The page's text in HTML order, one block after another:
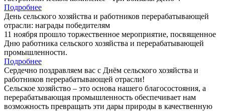
Подробнее
День сельского хозяйства и работников перерабатывающей
отрасли: награды победителям
11 ноября прошло торжественное мероприятие, посвященное
Дню работника сельского хозяйства и перерабатывающей
промышленности.
Подробнее
Сердечно поздравляем вас с Днём сельского хозяйства и
работников перерабатывающей отрасли!
Сельское хозяйство – это основа нашего благосостояния, а
перерабатывающая промышленность обеспечивает нам
возможность превращать эти дары природы в качественную